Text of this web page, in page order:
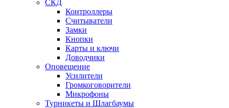
СКД
Контроллеры
Считыватели
Замки
Кнопки
Карты и ключи
Доводчики
Оповещение
Усилители
Громкоговорители
Микрофоны
Турникеты и Шлагбаумы